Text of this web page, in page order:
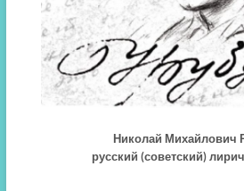
Николай Михайлович
русский (советский)